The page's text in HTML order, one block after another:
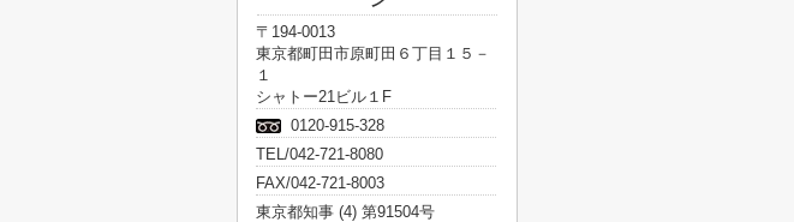
〒194-0013
東京都町田市原町田６丁目１５－
１
シャトー21ビル１F
0120-915-328
TEL/042-721-8080
FAX/042-721-8003
東京都知事 (4) 第91504号